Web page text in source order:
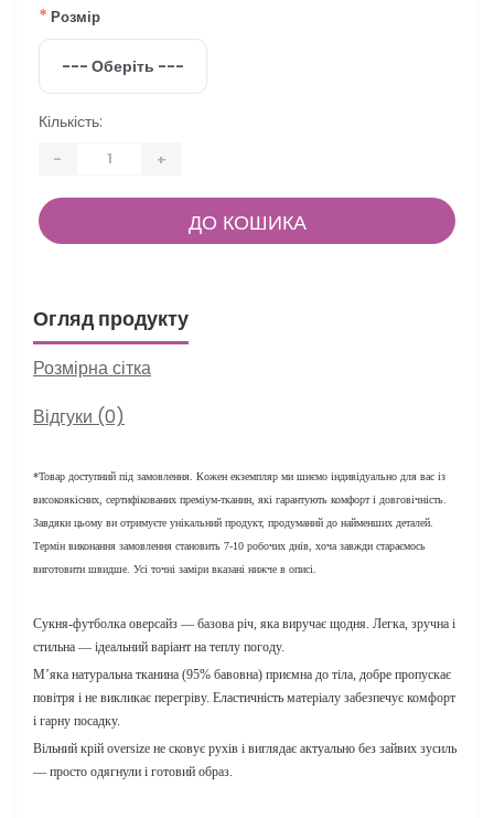
* Розмір
Кількість:
- +
ДО КОШИКА
Огляд продукту
Розмірна сітка
Відгуки (0)
*Товар доступний під замовлення. Кожен екземпляр ми шиємо індивідуально для вас із
високоякісних, сертифікованих преміум-тканин, які гарантують комфорт і довговічність.
Завдяки цьому ви отримуєте унікальний продукт, продуманий до найменших деталей.
Термін виконання замовлення становить 7-10 робочих днів, хоча завжди стараємось
виготовити швидше. Усі точні заміри вказані нижче в описі.
Сукня-футболка оверсайз — базова річ, яка виручає щодня. Легка, зручна і
стильна — ідеальний варіант на теплу погоду.
М’яка натуральна тканина (95% бавовна) приємна до тіла, добре пропускає
повітря і не викликає перегріву. Еластичність матеріалу забезпечує комфорт
і гарну посадку.
Вільний крій oversize не сковує рухів і виглядає актуально без зайвих зусиль
— просто одягнули і готовий образ.